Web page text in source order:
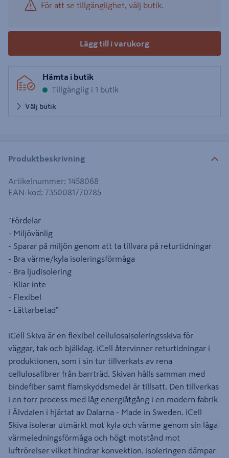
För att se tillgänglighet, välj butik.
Lägg till i varukorg
Hämta i butik
Tillgänglig i 1 butik
Välj butik
Produktbeskrivning
Artikelnummer: 1458068
EAN-kod: 7350081770785
"Fördelar
- Miljövänlig
- Sparar på miljön genom att ta tillvara på returtidningar
- Bra värme/kyla isoleringsförmåga
- Bra ljudisolering
- Kliar inte
- Flexibel
- Lättarbetad"
iCell Skiva är en flexibel cellulosaisoleringsskiva för
väggar, tak och bjälklag. iCell återvinner returtidningar i
produktionen, som i sin tur tillverkats av rena
cellulosafibrer från barrträd. Skivan hålls samman med
bindefiber samt flamskyddsmedel är tillsatt. Den tillverkas
i en torr process med låg energiåtgång i en modern fabrik
i Älvdalen i hjärtat av Dalarna - Made in Sweden. iCell
Skiva isolerar utmärkt mot kyla och värme genom sin låga
värmeledningsförmåga och högt motstånd mot
luftrörelser vilket hindrar konvektion. Isoleringen dämpar